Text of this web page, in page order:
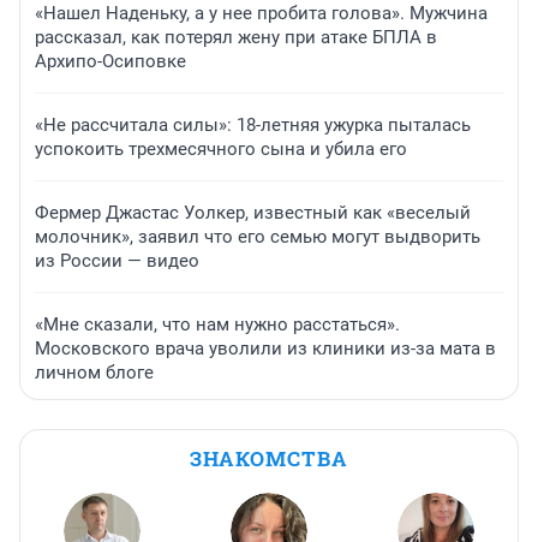
«Нашел Наденьку, а у нее пробита голова». Мужчина
рассказал, как потерял жену при атаке БПЛА в
Архипо-Осиповке
«Не рассчитала силы»: 18-летняя ужурка пыталась
успокоить трехмесячного сына и убила его
Фермер Джастас Уолкер, известный как «веселый
молочник», заявил что его семью могут выдворить
из России — видео
«Мне сказали, что нам нужно расстаться».
Московского врача уволили из клиники из-за мата в
личном блоге
ЗНАКОМСТВА